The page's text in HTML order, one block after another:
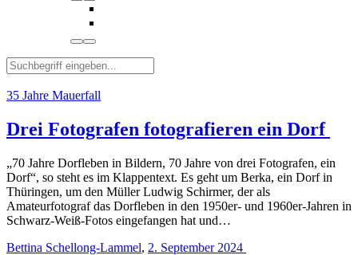
35 Jahre Mauerfall
Drei Fotografen fotografieren ein Dorf
„70 Jahre Dorfleben in Bildern, 70 Jahre von drei Fotografen, ein
Dorf“, so steht es im Klappentext. Es geht um Berka, ein Dorf in
Thüringen, um den Müller Ludwig Schirmer, der als
Amateurfotograf das Dorfleben in den 1950er- und 1960er-Jahren in
Schwarz-Weiß-Fotos eingefangen hat und…
Bettina Schellong-Lammel, 2. September 2024